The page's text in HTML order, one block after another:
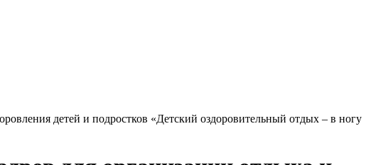
детей и подростков «Детский оздоровительный отдых – в ногу